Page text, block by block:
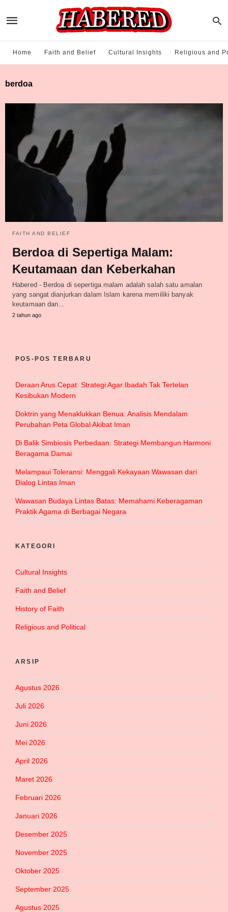
Home Faith and Belief Cultural Insights Religious and
berdoa
FAITH AND BELIEF
Berdoa di Sepertiga Malam:
Keutamaan dan Keberkahan
Habered - Berdoa di sepertiga malam adalah salah satu amalan
yang sangat dianjurkan dalam Islam karena memiliki banyak
keutamaan dan…
2 tahun ago
POS-POS TERBARU
Deraan Arus Cepat: Strategi Agar Ibadah Tak Tertelan
Kesibukan Modern
Doktrin yang Menaklukkan Benua: Analisis Mendalam
Perubahan Peta Global Akibat Iman
Di Balik Simbiosis Perbedaan: Strategi Membangun Harmoni
Beragama Damai
Melampaui Toleransi: Menggali Kekayaan Wawasan dari
Dialog Lintas Iman
Wawasan Budaya Lintas Batas: Memahami Keberagaman
Praktik Agama di Berbagai Negara
KATEGORI
Cultural Insights
Faith and Belief
History of Faith
Religious and Political
ARSIP
Agustus 2026
Juli 2026
Juni 2026
Mei 2026
April 2026
Maret 2026
Februari 2026
Januari 2026
Desember 2025
November 2025
Oktober 2025
September 2025
Agustus 2025